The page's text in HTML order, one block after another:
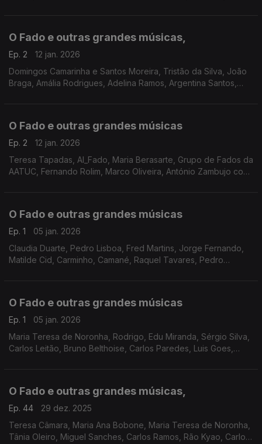
O Fado e outras grandes músicas,
Ep. 2
12 jan. 2026
Domingos Camarinha e Santos Moreira, Tristão da Silva, João
Braga, Amália Rodrigues, Adelina Ramos, Argentina Santos,
O Fado e outras grandes músicas
Ep. 2
12 jan. 2026
Teresa Tapadas, Al_Fado, Maria Berasarte, Grupo de Fados da
AATUC, Fernando Rolim, Marco Oliveira, António Zambujo com
O Fado e outras grandes músicas
Ep. 1
05 jan. 2026
Claudia Duarte, Pedro Lisboa, Fred Martins, Jorge Fernando,
Matilde Cid, Carminho, Camané, Raquel Tavares, Pedro
O Fado e outras grandes músicas
Ep. 1
05 jan. 2026
Maria Teresa de Noronha, Rodrigo, Edu Miranda, Sérgio Silva,
Carlos Leitão, Bruno Belthoise, Carlos Paredes, Luis Goes,
O Fado e outras grandes músicas,
Ep. 44
29 dez. 2025
Teresa Câmara, Maria Ana Bobone, Maria Teresa de Noronha,
Tânia Oleiro, Miguel Sanches, Carlos Ramos, Rão Kyao, Carlos